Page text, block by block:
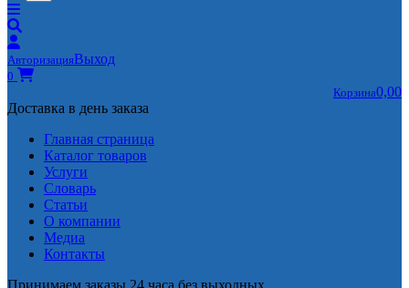
АвторизацияВыход
0
Корзина0,00
Доставка в день заказа
Главная страница
Каталог товаров
Услуги
Словарь
Статьи
О компании
Медиа
Контакты
Принимаем заказы 24 часа без выходных